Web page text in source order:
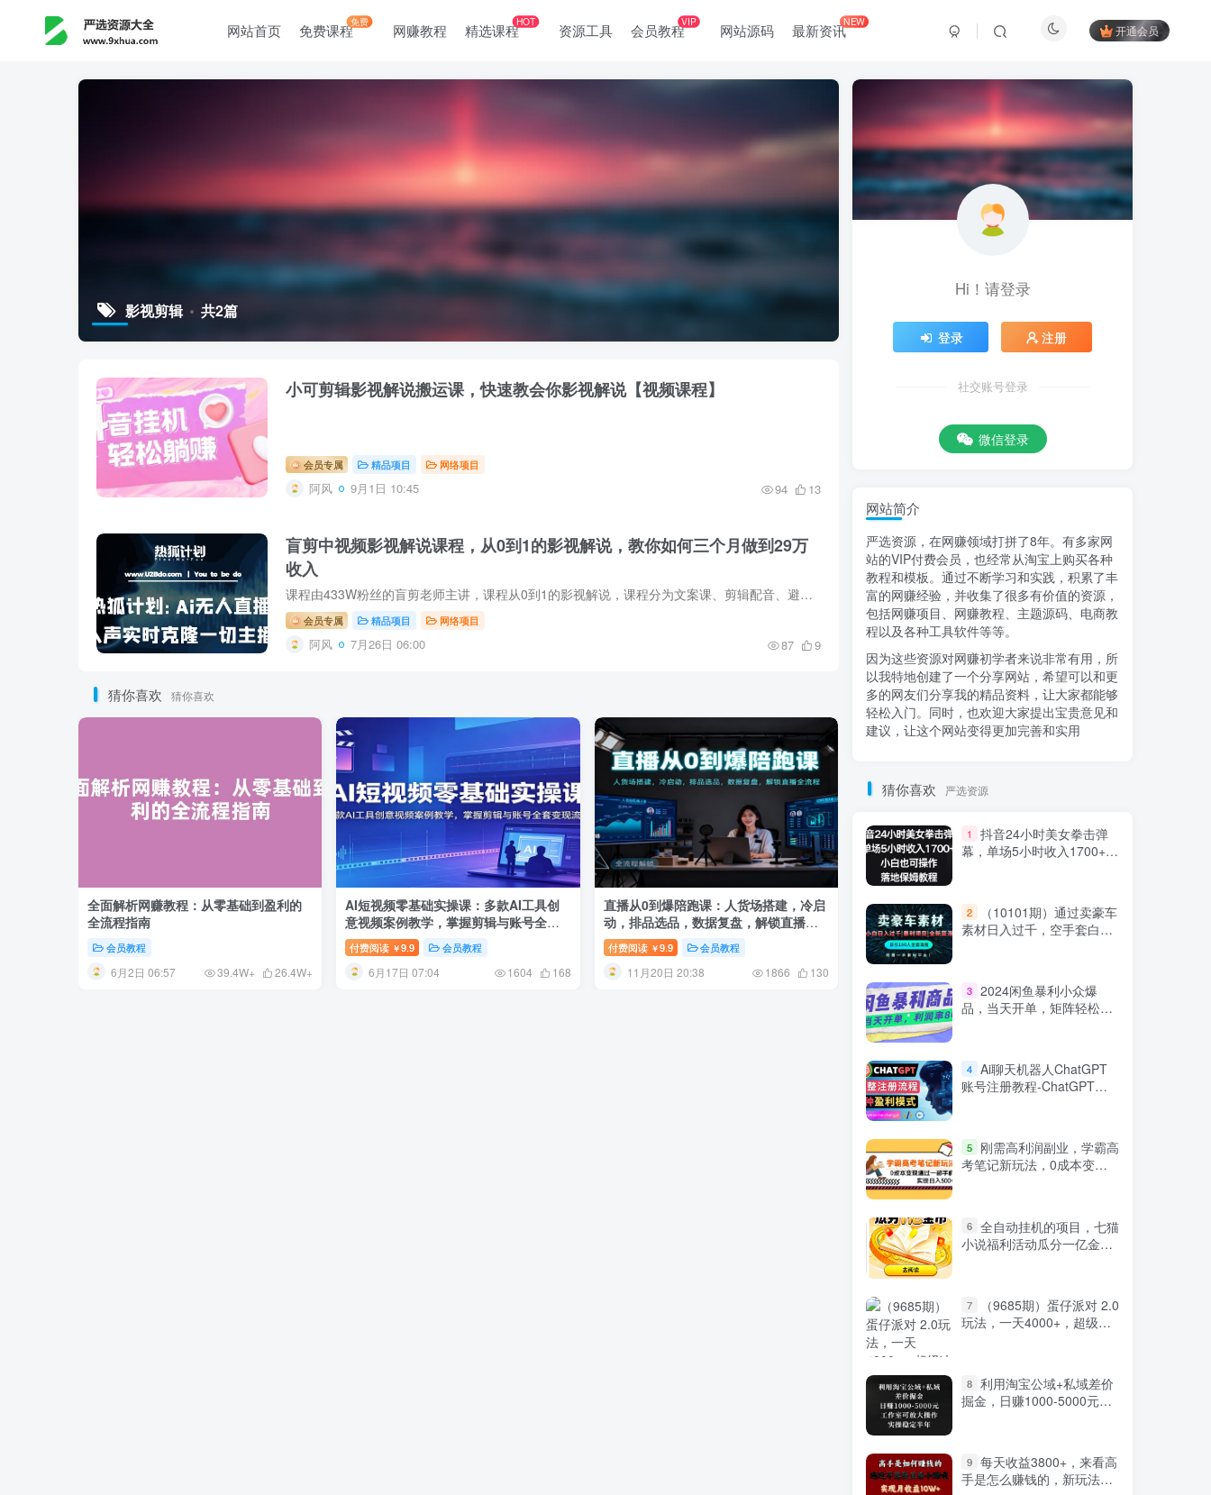
网站首页 免费课程免费 网赚教程 精选课程HOT 资源工具 会员教程VIP 网站源码 最新资讯NEW
开通会员
影视剪辑 共2篇
小可剪辑影视解说搬运课，快速教会你影视解说【视频课程】
会员专属 精品项目 网络项目
阿风 9月1日 10:45 94 13
盲剪中视频影视解说课程，从0到1的影视解说，教你如何三个月做到29万
收入
课程由433W粉丝的盲剪老师主讲，课程从0到1的影视解说，课程分为文案课、剪辑配音、避免违规和热门的技巧、AU […]
会员专属 精品项目 网络项目
阿风 7月26日 06:00 87 9
猜你喜欢 猜你喜欢
全面解析网赚教程：从零基础到盈利的
全流程指南
会员教程
6月2日 06:57 39.4W+ 26.4W+
AI短视频零基础实操课：多款AI工具创
意视频案例教学，掌握剪辑与账号全套
变现流程
付费阅读 ￥9.9 会员教程
6月17日 07:04 1604 168
直播从0到爆陪跑课：人货场搭建，冷启
动，排品选品，数据复盘，解锁直播全
流程
付费阅读 ￥9.9 会员教程
11月20日 20:38 1866 130
好奇避难所—AI动画电影制作2.0：零基
础也能做动画！分镜+ComfyUI+工作
流，学完直出完整影片
会员专属 原创实战
Hi！请登录
登录 注册
社交账号登录
微信登录
网站简介
严选资源，在网赚领域打拼了8年。有多家网
站的VIP付费会员，也经常从淘宝上购买各种
教程和模板。通过不断学习和实践，积累了丰
富的网赚经验，并收集了很多有价值的资源，
包括网赚项目、网赚教程、主题源码、电商教
程以及各种工具软件等等。
因为这些资源对网赚初学者来说非常有用，所
以我特地创建了一个分享网站，希望可以和更
多的网友们分享我的精品资料，让大家都能够
轻松入门。同时，也欢迎大家提出宝贵意见和
建议，让这个网站变得更加完善和实用
猜你喜欢 严选资源
1
抖音24小时美女拳击弹
幕，单场5小时收入1700+，
2
（10101期）通过卖豪车
素材日入过千，空手套白
3 2024闲鱼暴利小众爆
品，当天开单，矩阵轻松月
4 Ai聊天机器人ChatGPT
账号注册教程-ChatGPT的
5
刚需高利润副业，学霸高
考笔记新玩法，0成本变现
6 全自动挂机的项目，七猫
小说福利活动瓜分一亿金
7
（9685期）蛋仔派对 2.0
玩法，一天4000+，超级冷
8 利用淘宝公域+私域差价
掘金，日赚1000-5000元，
9 每天收益3800+，来看高
手是怎么赚钱的，新玩法不